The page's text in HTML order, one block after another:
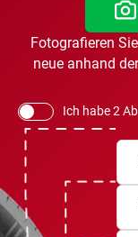
Fotografieren
neue anhand
Ich habe 2